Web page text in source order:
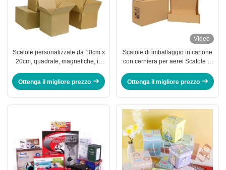
Scatole personalizzate da 10cm x
20cm, quadrate, magnetiche, in
Ottenga il migliore prezzo
Video
Scatole di imballaggio in cartone
con cerniera per aerei Scatole di
Scatole di corriere strappate
Ottenga il migliore prezzo